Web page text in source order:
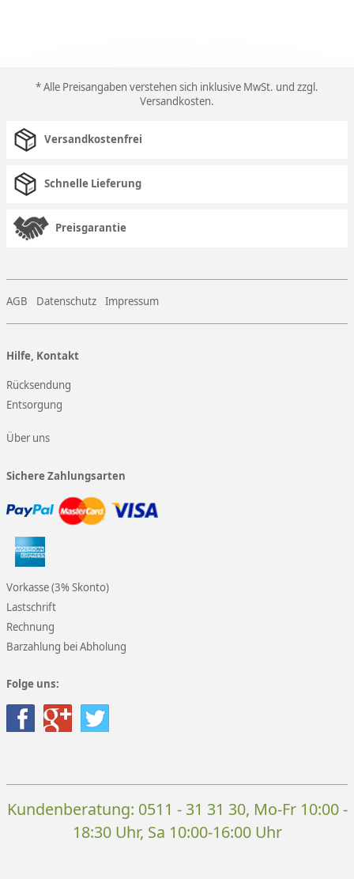
* Alle Preisangaben verstehen sich inklusive MwSt. und zzgl.
Versandkosten.
Versandkostenfrei
Schnelle Lieferung
Preisgarantie
AGB Datenschutz Impressum
Hilfe, Kontakt
Rücksendung
Entsorgung
Über uns
Sichere Zahlungsarten
Vorkasse (3% Skonto)
Lastschrift
Rechnung
Barzahlung bei Abholung
Folge uns:
Kundenberatung: 0511 - 31 31 30, Mo-Fr 10:00 -
18:30 Uhr, Sa 10:00-16:00 Uhr